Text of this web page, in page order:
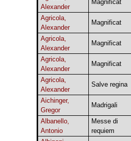
Alexander
Magnificat
Agricola,
Alexander
Magnificat
Agricola,
Alexander
Magnificat
Agricola,
Alexander
Magnificat
Agricola,
Alexander
Salve regina
Aichinger,
Gregor
Madrigali
Albanello,
Antonio
Messe di
requiem